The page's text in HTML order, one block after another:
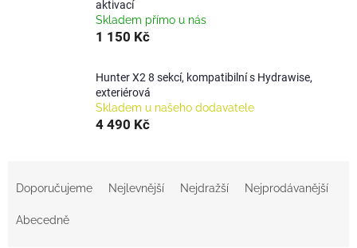
aktivací
Skladem přímo u nás
1 150 Kč
Hunter X2 8 sekcí, kompatibilní s Hydrawise,
exteriérová
Skladem u našeho dodavatele
4 490 Kč
Doporučujeme Nejlevnější Nejdražší Nejprodávanější
Abecedně